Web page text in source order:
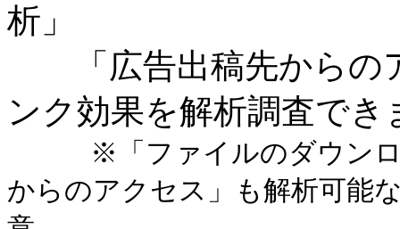
析」
「広告出稿先からの
ンク効果を解析調査でき
※「ファイルのダウンロ
からのアクセス」も解析可能